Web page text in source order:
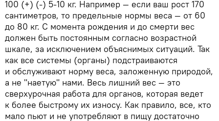
100 (+) (-) 5-10 кг. Например — если ваш рост 170
сантиметров, то предельные нормы веса — от 60
до 80 кг. С момента рождения и до смерти вес
должен быть постоянным согласно возрастной
шкале, за исключением объяснимых ситуаций. Так
как все системы (органы) подстраиваются
и обслуживают норму веса, заложенную природой,
а не "наетую" нами. Весь лишний вес — это
сверхурочная работа для органов, которая ведет
к более быстрому их износу. Как правило, все, кто
мало пьют и не употребляют в пищу достаточно